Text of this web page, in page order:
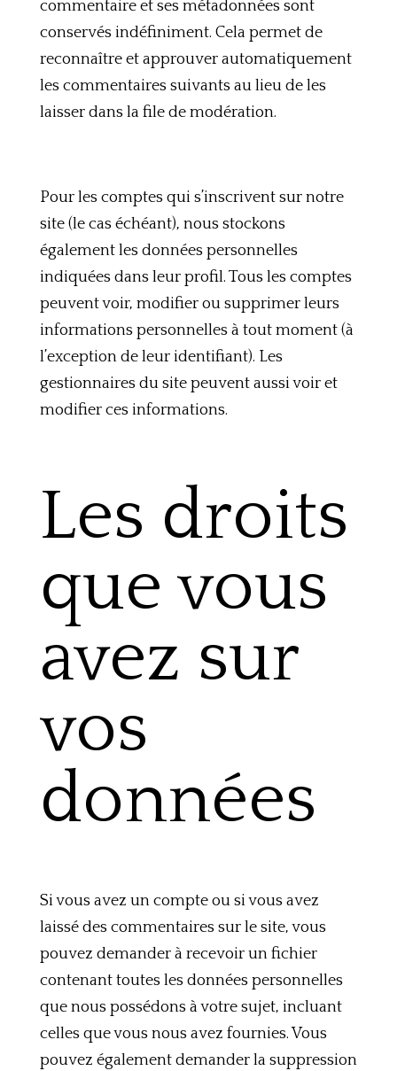
commentaire et ses métadonnées sont
conservés indéfiniment. Cela permet de
reconnaître et approuver automatiquement
les commentaires suivants au lieu de les
laisser dans la file de modération.
Pour les comptes qui s’inscrivent sur notre
site (le cas échéant), nous stockons
également les données personnelles
indiquées dans leur profil. Tous les comptes
peuvent voir, modifier ou supprimer leurs
informations personnelles à tout moment (à
l’exception de leur identifiant). Les
gestionnaires du site peuvent aussi voir et
modifier ces informations.
Les droits
que vous
avez sur
vos
données
Si vous avez un compte ou si vous avez
laissé des commentaires sur le site, vous
pouvez demander à recevoir un fichier
contenant toutes les données personnelles
que nous possédons à votre sujet, incluant
celles que vous nous avez fournies. Vous
pouvez également demander la suppression